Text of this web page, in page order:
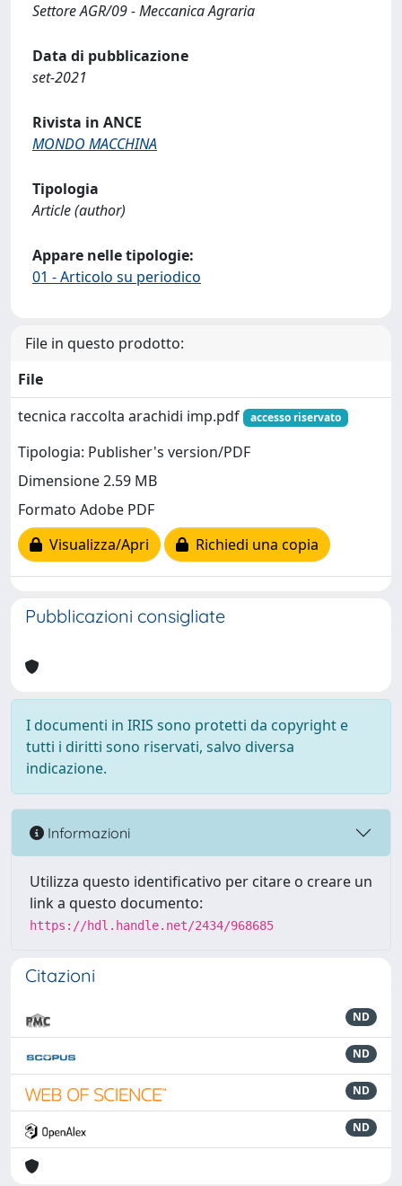
Settore AGR/09 - Meccanica Agraria
Data di pubblicazione
set-2021
Rivista in ANCE
MONDO MACCHINA
Tipologia
Article (author)
Appare nelle tipologie:
01 - Articolo su periodico
File in questo prodotto:
File
tecnica raccolta arachidi imp.pdf
accesso riservato
Tipologia: Publisher's version/PDF
Dimensione 2.59 MB
Formato Adobe PDF
Visualizza/Apri
Richiedi una copia
Pubblicazioni consigliate
I documenti in IRIS sono protetti da copyright e
tutti i diritti sono riservati, salvo diversa
indicazione.
Informazioni
Utilizza questo identificativo per citare o creare un
link a questo documento:
https://hdl.handle.net/2434/968685
Citazioni
ND
ND
ND
ND